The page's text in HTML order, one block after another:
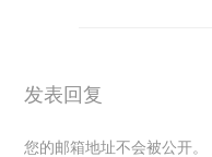
发表回复
您的邮箱地址不会被公开。